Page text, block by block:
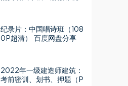
纪录片：中国唱诗班（108
0P超清） 百度网盘分享
2022年一级建造师建筑：
考前密训、划书、押题（P